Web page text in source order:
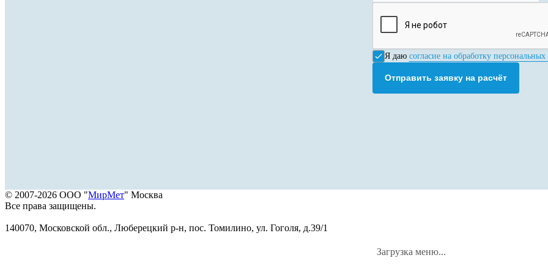
Я даю согласие на обработку
Отправить заявку на расчёт
© 2007-2026 ООО "МирМет" Москва
Все права защищены.
140070, Московской обл., Люберецкий р-н, пос. Томилино, ул. Гоголя, д.39/1
Загрузка меню...